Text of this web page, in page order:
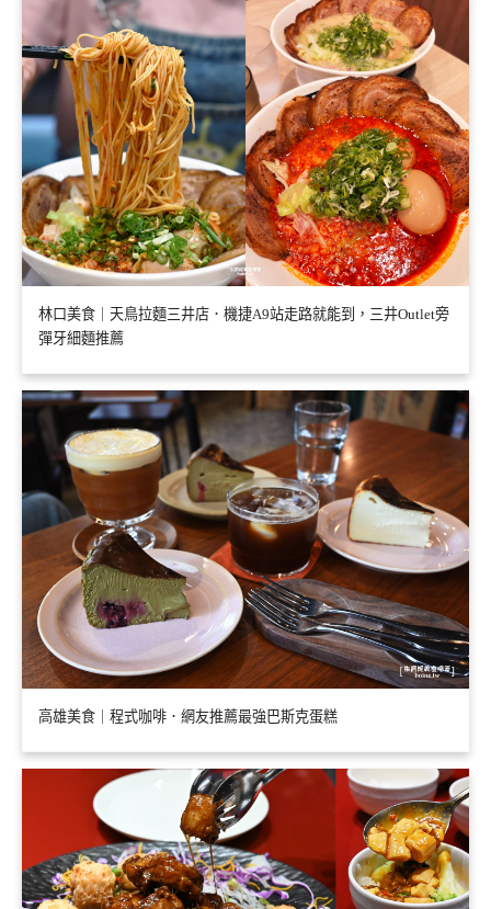
林口美食｜天鳥拉麵三井店．機捷A9站走路就能到，三井Outlet旁
彈牙細麵推薦
高雄美食｜程式咖啡．網友推薦最強巴斯克蛋糕